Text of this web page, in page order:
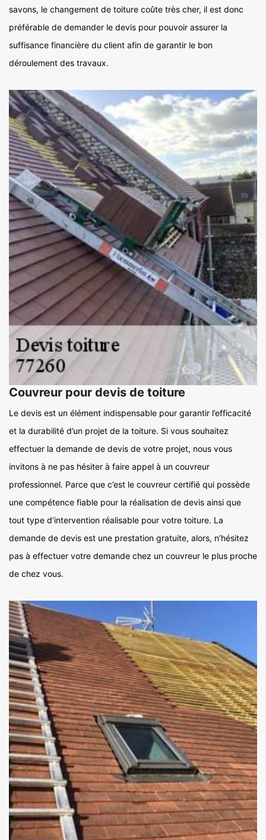
savons, le changement de toiture coûte très cher, il est donc
préférable de demander le devis pour pouvoir assurer la
suffisance financière du client afin de garantir le bon
déroulement des travaux.
Couvreur pour devis de toiture
Le devis est un élément indispensable pour garantir l’efficacité
et la durabilité d’un projet de la toiture. Si vous souhaitez
effectuer la demande de devis de votre projet, nous vous
invitons à ne pas hésiter à faire appel à un couvreur
professionnel. Parce que c’est le couvreur certifié qui possède
une compétence fiable pour la réalisation de devis ainsi que
tout type d’intervention réalisable pour votre toiture. La
demande de devis est une prestation gratuite, alors, n’hésitez
pas à effectuer votre demande chez un couvreur le plus proche
de chez vous.